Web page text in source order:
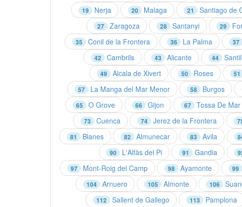
19 Nerja 20 Malaga 21 Santiago de
27 Zaragoza 28 Santanyi 29
35 Conil de la Frontera 36 La Palma 37
42 Cambrils 43 Alicante 44
49 Alcala de Xivert 50 Roses 51
57 La Manga del Mar Menor 58 Burgos
65 O Grove 66 Gijon 67 Tossa De Mar
73 Cuenca 74 Jerez de la Frontera
81 Blanes 82 Almunecar 83 Avila
90 L'Alfàs del Pi 91 Gandia
97 Mont-Roig del Camp 98 Ayamonte 99
104 Arnuero 105 Almonte 106
112 Sallent de Gallego 113 Pamplona